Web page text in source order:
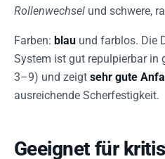
Rollenwechsel und schwere,
Farben: blau und farblos. Die
System ist gut repulpierbar in
3–9) und zeigt sehr gute
ausreichende Scherfestigkeit.
Geeignet für